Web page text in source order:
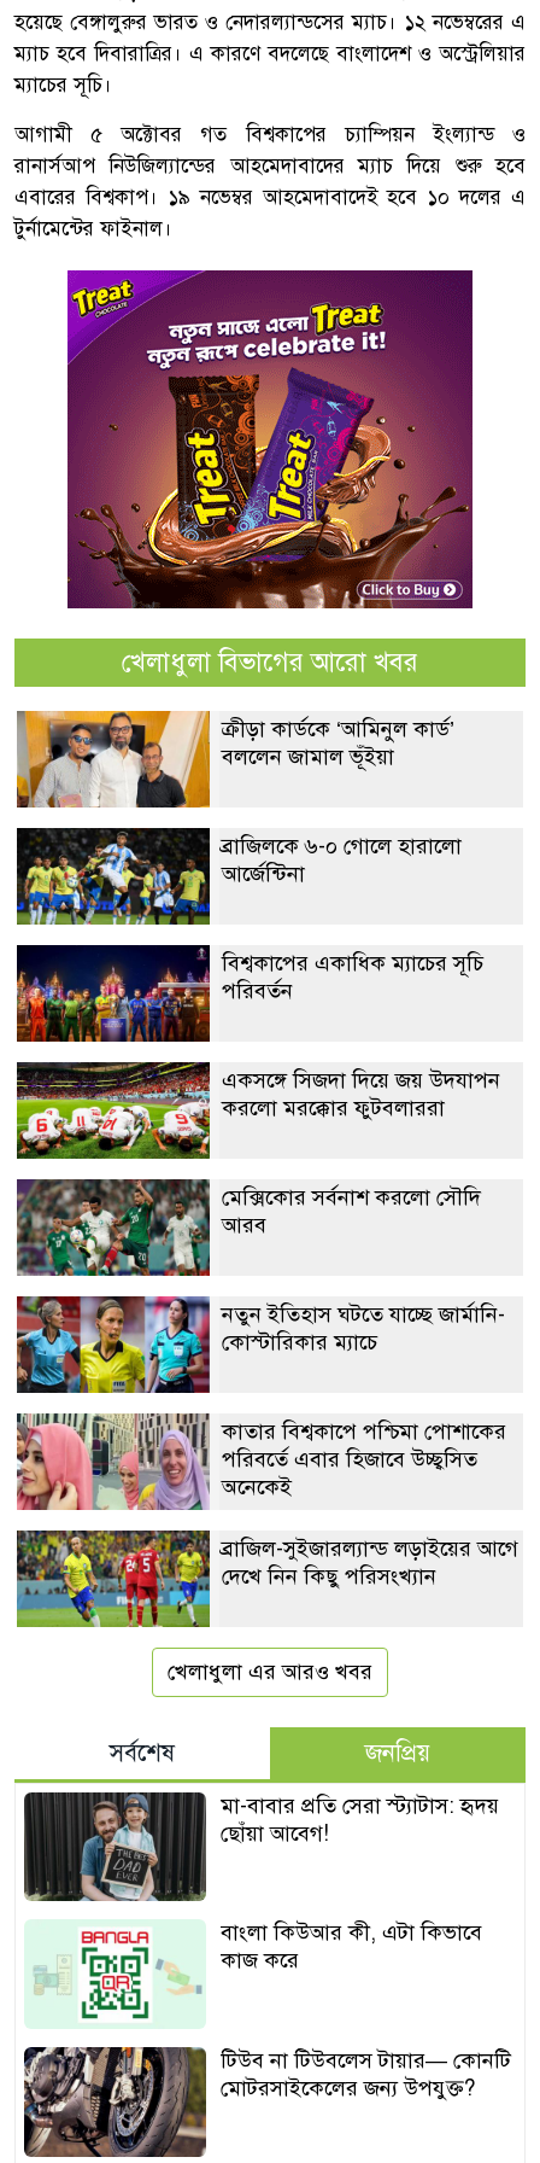
হয়েছে বেঙ্গালুরুর ভারত ও নেদারল্যান্ডসের ম্যাচ। ১২ নভেম্বরের এ
ম্যাচ হবে দিবারাত্রির। এ কারণে বদলেছে বাংলাদেশ ও অস্ট্রেলিয়ার
ম্যাচের সূচি।
আগামী ৫ অক্টোবর গত বিশ্বকাপের চ্যাম্পিয়ন ইংল্যান্ড ও
রানার্সআপ নিউজিল্যান্ডের আহমেদাবাদের ম্যাচ দিয়ে শুরু হবে
এবারের বিশ্বকাপ। ১৯ নভেম্বর আহমেদাবাদেই হবে ১০ দলের এ
টুর্নামেন্টের ফাইনাল।
খেলাধুলা বিভাগের আরো খবর
ক্রীড়া কার্ডকে ‘আমিনুল কার্ড’
বললেন জামাল ভূঁইয়া
ব্রাজিলকে ৬-০ গোলে হারালো
আর্জেন্টিনা
বিশ্বকাপের একাধিক ম্যাচের সূচি
পরিবর্তন
একসঙ্গে সিজদা দিয়ে জয় উদযাপন
করলো মরক্কোর ফুটবলাররা
মেক্সিকোর সর্বনাশ করলো সৌদি
আরব
নতুন ইতিহাস ঘটতে যাচ্ছে জার্মানি-
কোস্টারিকার ম্যাচে
কাতার বিশ্বকাপে পশ্চিমা পোশাকের
পরিবর্তে এবার হিজাবে উচ্ছ্বসিত
অনেকেই
ব্রাজিল-সুইজারল্যান্ড লড়াইয়ের আগে
দেখে নিন কিছু পরিসংখ্যান
খেলাধুলা এর আরও খবর
সর্বশেষ জনপ্রিয়
মা-বাবার প্রতি সেরা স্ট্যাটাস: হৃদয়
ছোঁয়া আবেগ!
বাংলা কিউআর কী, এটা কিভাবে
কাজ করে
টিউব না টিউবলেস টায়ার— কোনটি
মোটরসাইকেলের জন্য উপযুক্ত?